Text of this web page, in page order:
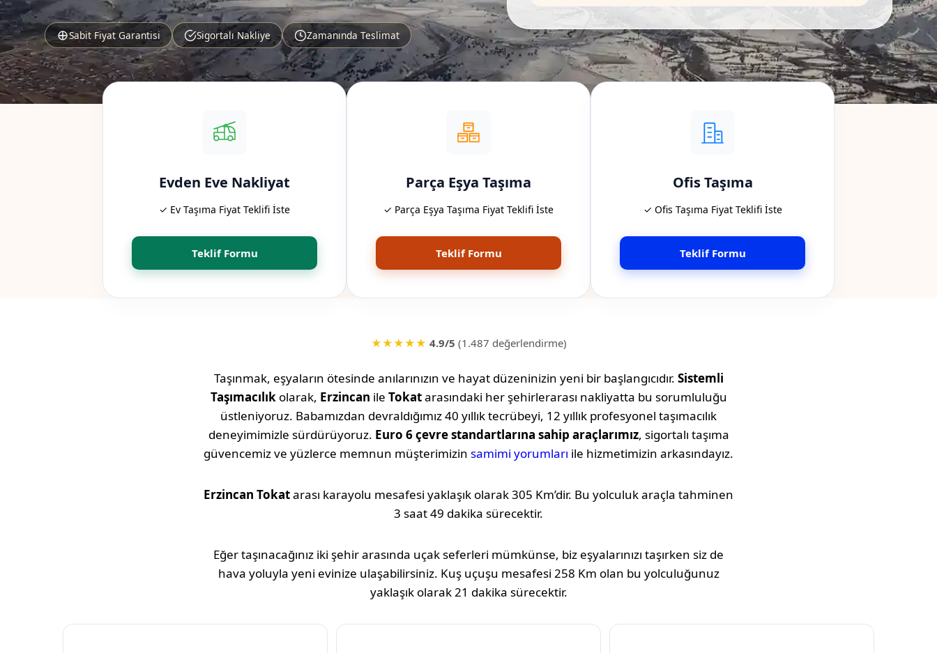
Sabit Fiyat Garantisi Sigortalı Nakliye Zamanında Teslimat
Evden Eve Nakliyat
✓ Ev Taşıma Fiyat Teklifi İste
Teklif Formu
Parça Eşya Taşıma
✓ Parça Eşya Taşıma Fiyat Teklifi İste
Teklif Formu
Ofis Taşıma
✓ Ofis Taşıma Fiyat Teklifi İste
Teklif Formu
★★★★★ 4.9/5 (1.487 değerlendirme)
Taşınmak, eşyaların ötesinde anılarınızın ve hayat düzeninizin yeni bir başlangıcıdır. Sistemli
Taşımacılıkolarak, Erzincan ile Tokatarasındaki her şehirlerarası nakliyatta bu sorumluluğu
üstleniyoruz. Babamızdan devraldığımız 40 yıllık tecrübeyi, 12 yıllık profesyonel taşımacılık
deneyimimizle sürdürüyoruz. Euro 6 çevre standartlarına sahip araçlarımız, sigortalı taşıma
güvencemiz ve yüzlerce memnun müşterimizin samimi yorumları ile hizmetimizin arkasındayız.
Erzincan Tokatarası karayolu mesafesi yaklaşık olarak305 Km’dir. Bu yolculuk araçla tahminen
3 saat 49 dakika sürecektir.
Eğer taşınacağınız iki şehir arasında uçak seferleri mümkünse, biz eşyalarınızı taşırken siz de
hava yoluyla yeni evinize ulaşabilirsiniz. Kuş uçuşu mesafesi 258 Km olan bu yolculuğunuz
yaklaşık olarak21 dakika sürecektir.